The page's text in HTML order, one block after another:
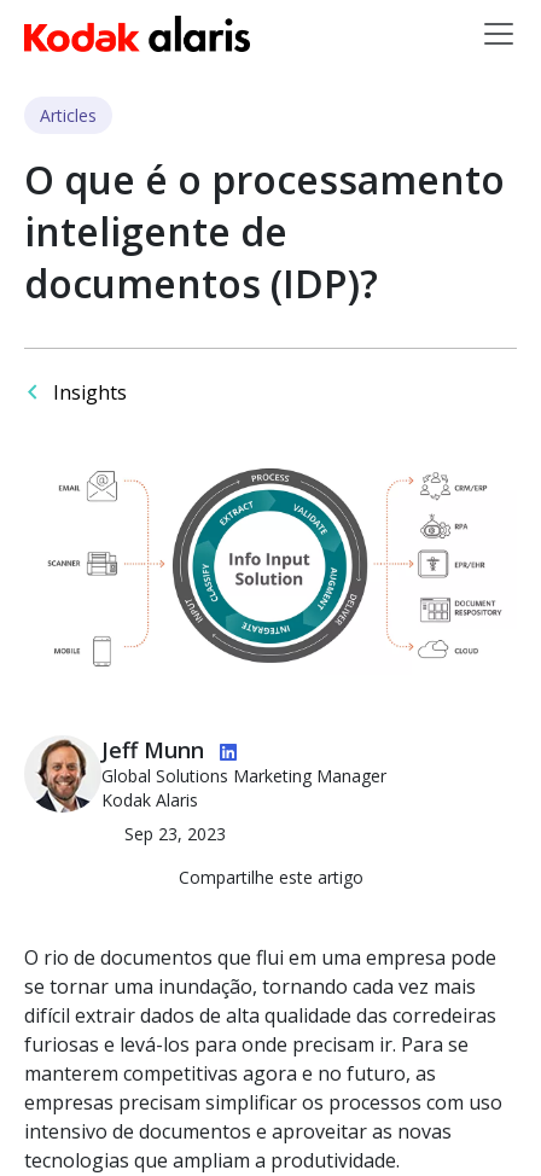
Skip to main content
Articles
O que é o processamento
inteligente de
documentos (IDP)?
Insights
Imagem Jeff Munn
Global Solutions Marketing Manager
Kodak Alaris
Sep 23, 2023
Compartilhe este artigo
O rio de documentos que flui em uma empresa pode
se tornar uma inundação, tornando cada vez mais
difícil extrair dados de alta qualidade das corredeiras
furiosas e levá-los para onde precisam ir. Para se
manterem competitivas agora e no futuro, as
empresas precisam simplificar os processos com uso
intensivo de documentos e aproveitar as novas
tecnologias que ampliam a produtividade.